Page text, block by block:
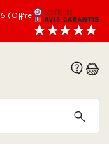
(Offre